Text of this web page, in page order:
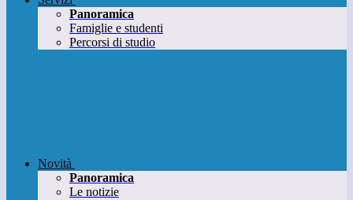
Panoramica
Famiglie e studenti
Percorsi di studio
Novità
Panoramica
Le notizie